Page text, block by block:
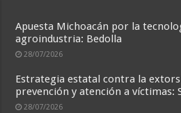
Apuesta Michoacán por la
agroindustria: Bedolla
28/07/2026
Estrategia estatal contra la
prevención y atención a víctimas:
28/07/2026